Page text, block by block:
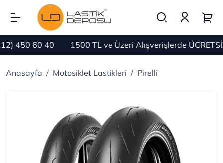
60 40 1500 TL ve Üzeri Alışverişlerde ÜCRETSİZ
Anasayfa Motosiklet Lastikleri Pirelli